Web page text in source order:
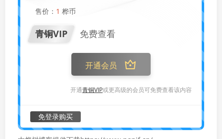
售价： 1 桦币
青铜VIP 免费查看
开通会员
开通青铜VIP或更高级的会员可免费查看该内容
免登录购买